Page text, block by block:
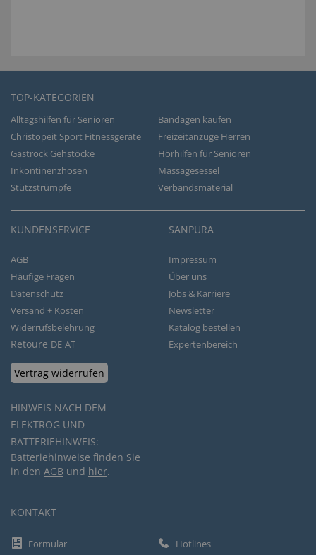
TOP-KATEGORIEN
Alltagshilfen für Senioren
Bandagen kaufen
Christopeit Sport Fitnessgeräte
Freizeitanzüge Herren
Gastrock Gehstöcke
Hörhilfen für Senioren
Inkontinenzhosen
Massagesessel
Stützstrümpfe
Verbandsmaterial
KUNDENSERVICE
AGB
Häufige Fragen
Datenschutz
Versand + Kosten
Widerrufsbelehrung
Retoure DE AT
Vertrag widerrufen
HINWEIS NACH DEM
ELEKTROG UND
BATTERIEHINWEIS:
Batteriehinweise finden Sie
in den AGB und hier.
SANPURA
Impressum
Über uns
Jobs & Karriere
Newsletter
Katalog bestellen
Expertenbereich
KONTAKT
Formular Hotlines